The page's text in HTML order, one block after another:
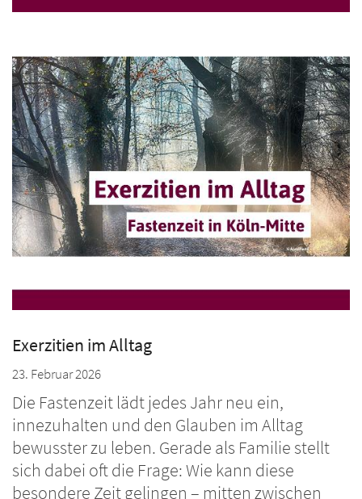
Exerzitien im Alltag
23. Februar 2026
Die Fastenzeit lädt jedes Jahr neu ein,
innezuhalten und den Glauben im Alltag
bewusster zu leben. Gerade als Familie stellt
sich dabei oft die Frage: Wie kann diese
besondere Zeit gelingen – mitten zwischen